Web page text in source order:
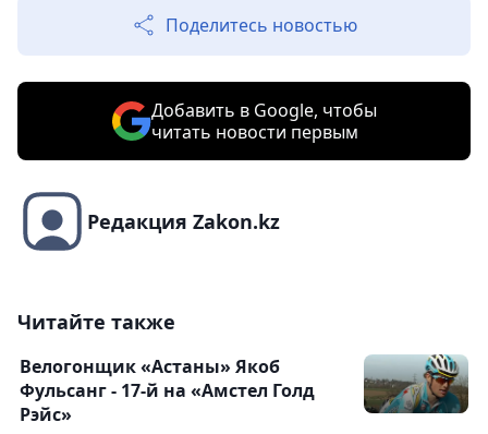
Поделитесь новостью
Добавить в Google, чтобы
читать новости первым
Редакция Zakon.kz
Читайте также
Велогонщик «Астаны» Якоб
Фульсанг - 17-й на «Амстел Голд
Рэйс»